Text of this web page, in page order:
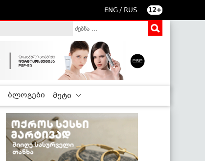
ENG / RUS 12+
ბლოგები მეტი